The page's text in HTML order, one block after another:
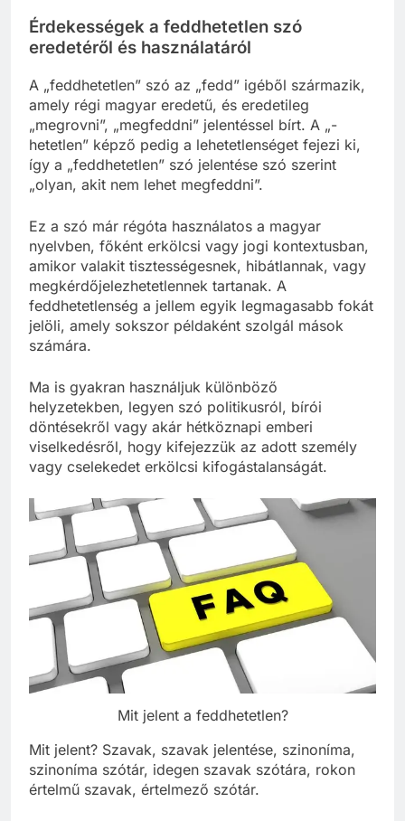
Érdekességek a feddhetetlen szó
eredetéről és használatáról
A „feddhetetlen” szó az „fedd” igéből származik,
amely régi magyar eredetű, és eredetileg
„megrovni”, „megfeddni” jelentéssel bírt. A „-
hetetlen” képző pedig a lehetetlenséget fejezi ki,
így a „feddhetetlen” szó jelentése szó szerint
„olyan, akit nem lehet megfeddni”.
Ez a szó már régóta használatos a magyar
nyelvben, főként erkölcsi vagy jogi kontextusban,
amikor valakit tisztességesnek, hibátlannak, vagy
megkérdőjelezhetetlennek tartanak. A
feddhetetlenség a jellem egyik legmagasabb fokát
jelöli, amely sokszor példaként szolgál mások
számára.
Ma is gyakran használjuk különböző
helyzetekben, legyen szó politikusról, bírói
döntésekről vagy akár hétköznapi emberi
viselkedésről, hogy kifejezzük az adott személy
vagy cselekedet erkölcsi kifogástalanságát.
Mit jelent a feddhetetlen?
Mit jelent? Szavak, szavak jelentése, szinoníma,
szinoníma szótár, idegen szavak szótára, rokon
értelmű szavak, értelmező szótár.